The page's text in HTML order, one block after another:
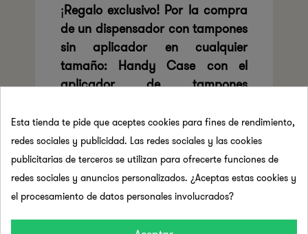
¡Regalo exclusivo! Por la compra
de un dispensador con tampones
sin aplicador en cualquier
tamaño: Handy Case con el
aplicador de tampones
Case a cada persona
menstruante de tu organización
para pasaros a la menstruación
sostenible! Este es el número de
Handy Case que incluye cada
Esta tienda te pide que aceptes cookies para fines de rendimiento,
redes sociales y publicidad. Las redes sociales y las cookies
publicitarias de terceros se utilizan para ofrecerte funciones de
redes sociales y anuncios personalizados. ¿Aceptas estas cookies y
el procesamiento de datos personales involucrados?